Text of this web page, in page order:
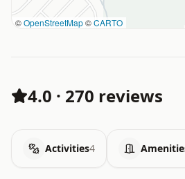
©OpenStreetMap©CARTO
4.0 · 270 reviews
Activities4